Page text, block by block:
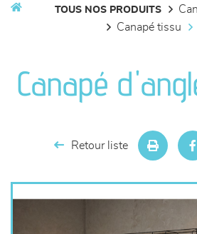
séjours
chambres et dressing
literie
TOUS NOS PRODUITS
canapé tissu
Canapé
Retour liste